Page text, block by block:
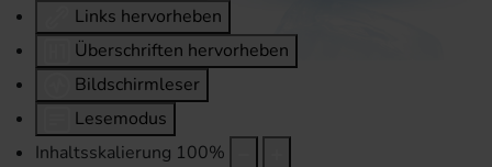
Links hervorheben
Überschriften hervorheben
Bildschirmleser
Lesemodus
Inhaltsskalierung 100%